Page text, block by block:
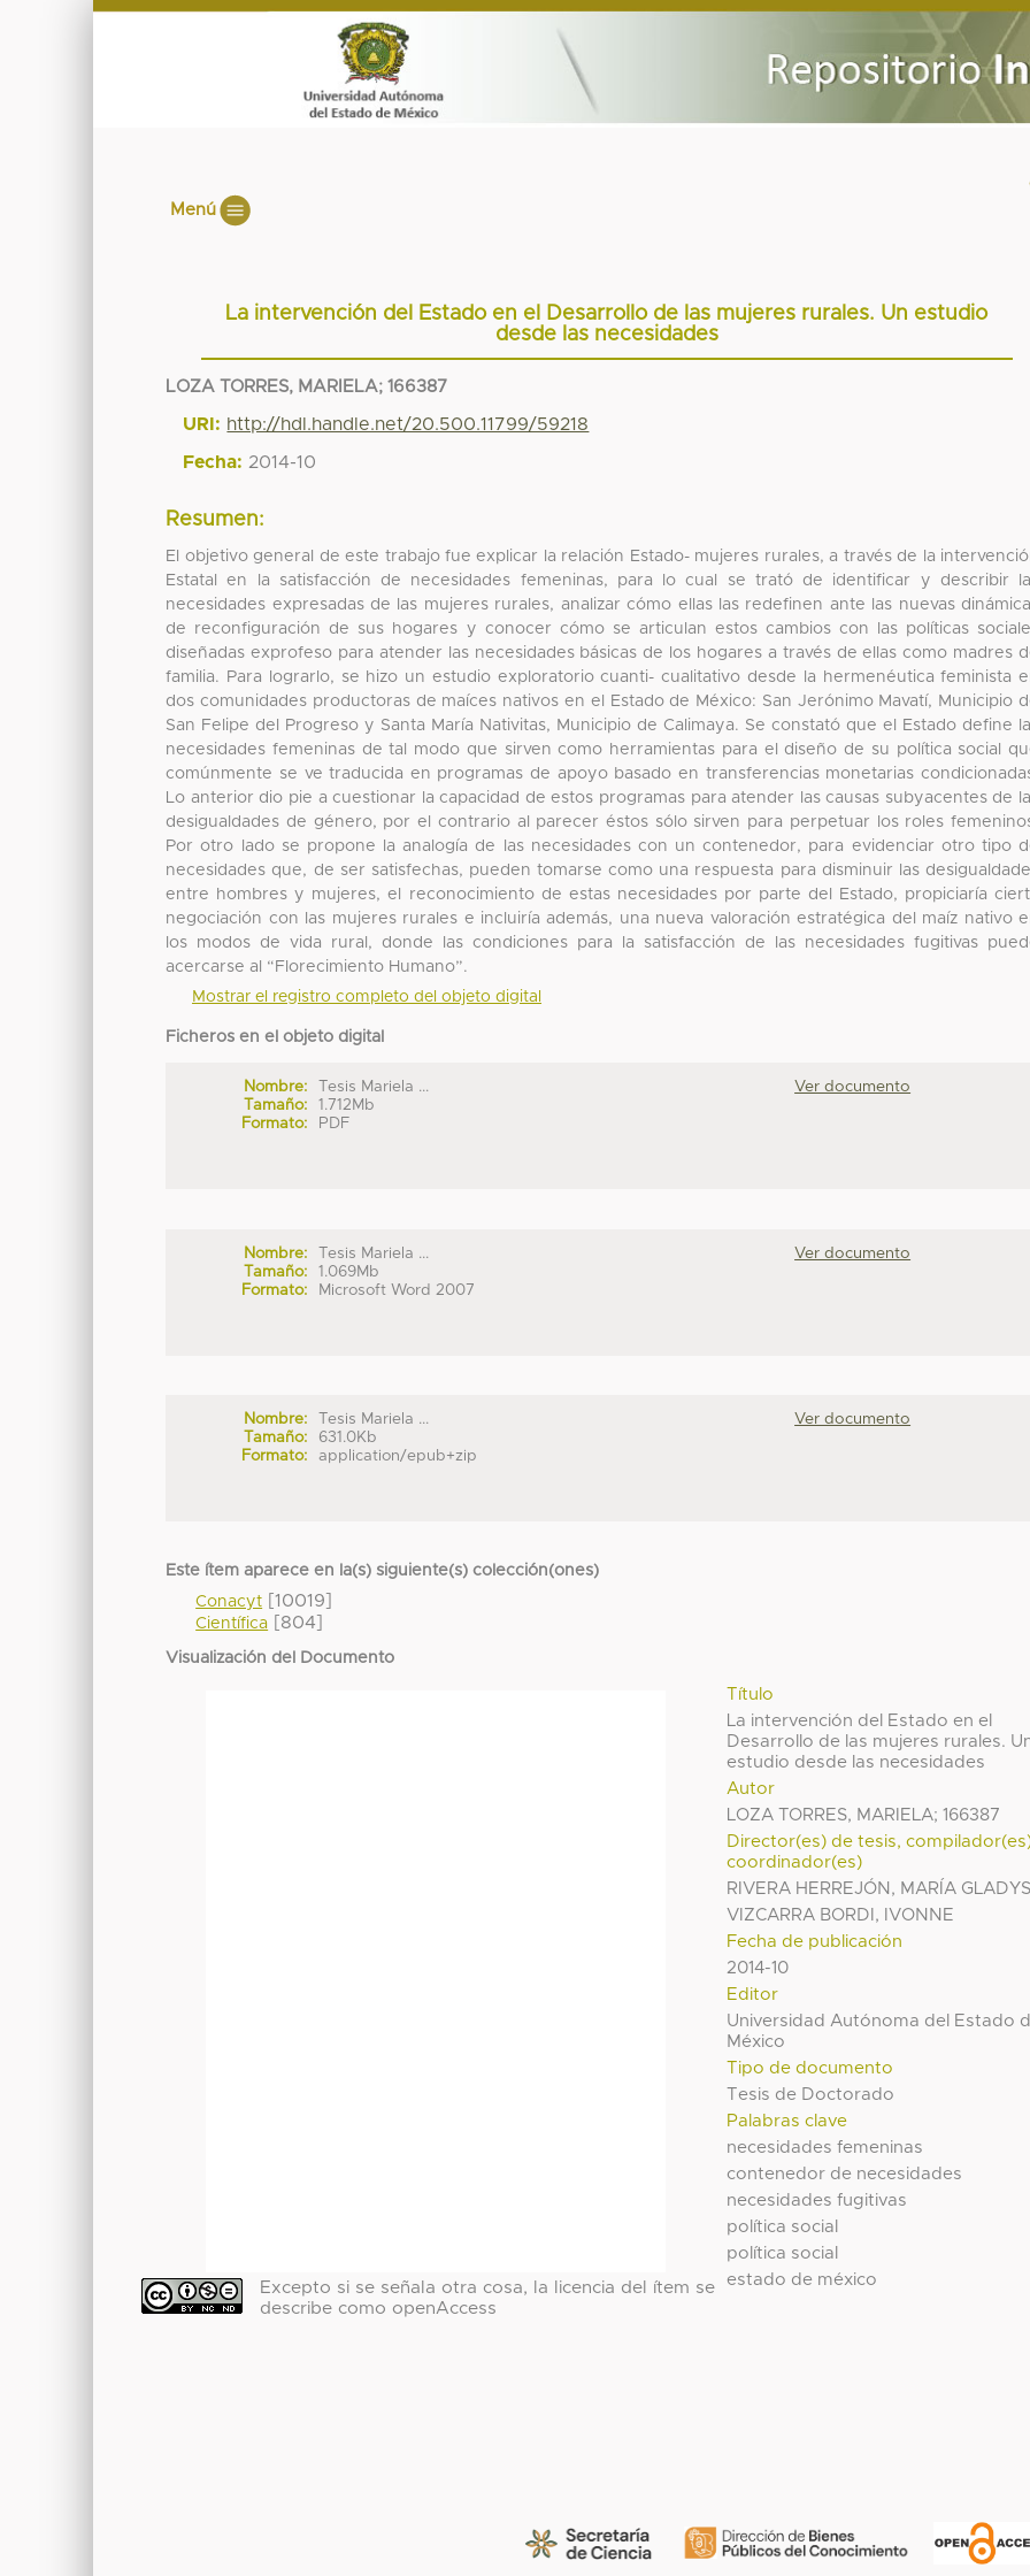
Menú
La intervención del Estado en el Desarrollo de las mujeres rurales. Un estudio
desde las necesidades
LOZA TORRES, MARIELA; 166387
URI: http://hdl.handle.net/20.500.11799/59218
Fecha: 2014-10
Resumen:
El objetivo general de este trabajo fue explicar la relación Estado- mujeres rurales, a través de la
Estatal en la satisfacción de necesidades femeninas, para lo cual se trató de identificar y describir
necesidades expresadas de las mujeres rurales, analizar cómo ellas las redefinen ante las nuevas
de reconfiguración de sus hogares y conocer cómo se articulan estos cambios con las políticas
diseñadas exprofeso para atender las necesidades básicas de los hogares a través de ellas como madres
familia. Para lograrlo, se hizo un estudio exploratorio cuanti- cualitativo desde la hermenéutica feminista
dos comunidades productoras de maíces nativos en el Estado de México: San Jerónimo Mavatí, Municipio
San Felipe del Progreso y Santa María Nativitas, Municipio de Calimaya. Se constató que el Estado define
necesidades femeninas de tal modo que sirven como herramientas para el diseño de su política social
comúnmente se ve traducida en programas de apoyo basado en transferencias monetarias
Lo anterior dio pie a cuestionar la capacidad de estos programas para atender las causas subyacentes de
desigualdades de género, por el contrario al parecer éstos sólo sirven para perpetuar los roles
Por otro lado se propone la analogía de las necesidades con un contenedor, para evidenciar otro tipo
necesidades que, de ser satisfechas, pueden tomarse como una respuesta para disminuir las
entre hombres y mujeres, el reconocimiento de estas necesidades por parte del Estado, propiciaría
negociación con las mujeres rurales e incluiría además, una nueva valoración estratégica del maíz nativo
los modos de vida rural, donde las condiciones para la satisfacción de las necesidades fugitivas
acercarse al “Florecimiento Humano”.
Mostrar el registro completo del objeto digital
Ficheros en el objeto digital
Nombre:
Tesis Mariela ...
Tamaño:
1.712Mb
Formato:
PDF
Ver documento
Nombre:
Tesis Mariela ...
Tamaño:
1.069Mb
Formato:
Microsoft Word 2007
Ver documento
Nombre:
Tesis Mariela ...
Tamaño:
631.0Kb
Formato:
application/epub+zip
Ver documento
Este ítem aparece en la(s) siguiente(s) colección(ones)
Conacyt [10019]
Científica [804]
Visualización del Documento
Título
La intervención del Estado en el
Desarrollo de las mujeres rurales.
estudio desde las necesidades
Autor
LOZA TORRES, MARIELA; 166387
Director(es) de tesis,
coordinador(es)
RIVERA HERREJÓN, MARÍA GLADYS
VIZCARRA BORDI, IVONNE
Fecha de publicación
2014-10
Editor
Universidad Autónoma del Estado
México
Tipo de documento
Tesis de Doctorado
Palabras clave
necesidades femeninas
contenedor de necesidades
necesidades fugitivas
política social
política social
estado de méxico
Excepto si se señala otra cosa, la licencia del ítem se
describe como openAccess